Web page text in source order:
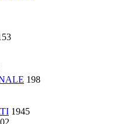
198
1945